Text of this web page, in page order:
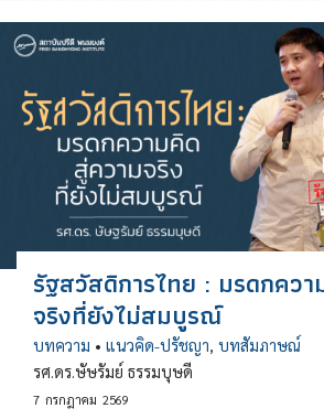
รัฐสวัสดิการไทย : มรดกคว
จริงที่ยังไม่สมบูรณ์
บทความ • แนวคิด-ปรัชญา, บทสัมภาษณ์
รศ.ดร.ษัษรัมย์ ธรรมบุษดี
7 กรกฎาคม 2569